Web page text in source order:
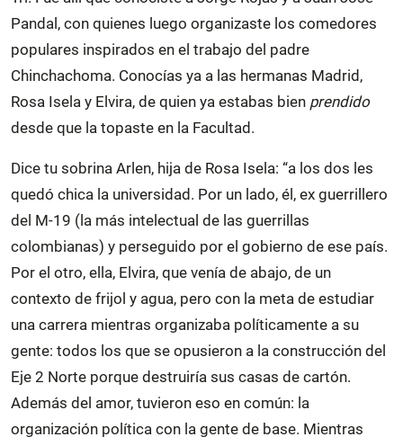
Pandal, con quienes luego organizaste los comedores
populares inspirados en el trabajo del padre
Chinchachoma. Conocías ya a las hermanas Madrid,
Rosa Isela y Elvira, de quien ya estabas bien prendido
desde que la topaste en la Facultad.
Dice tu sobrina Arlen, hija de Rosa Isela: “a los dos les
quedó chica la universidad. Por un lado, él, ex guerrillero
del M-19 (la más intelectual de las guerrillas
colombianas) y perseguido por el gobierno de ese país.
Por el otro, ella, Elvira, que venía de abajo, de un
contexto de frijol y agua, pero con la meta de estudiar
una carrera mientras organizaba políticamente a su
gente: todos los que se opusieron a la construcción del
Eje 2 Norte porque destruiría sus casas de cartón.
Además del amor, tuvieron eso en común: la
organización política con la gente de base. Mientras